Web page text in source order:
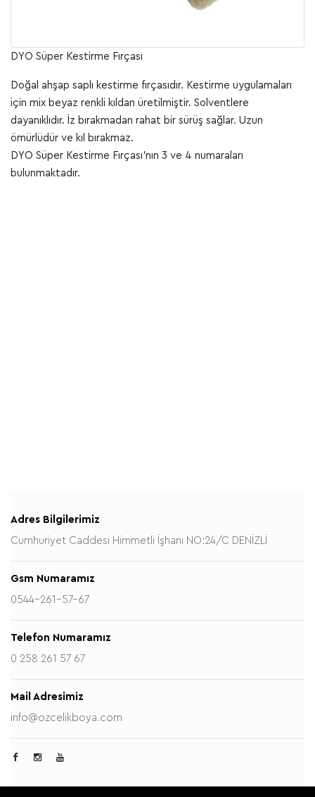
DYO Süper Kestirme Fırçası
Doğal ahşap saplı kestirme fırçasıdır. Kestirme uygulamaları
için mix beyaz renkli kıldan üretilmiştir. Solventlere
dayanıklıdır. İz bırakmadan rahat bir sürüş sağlar. Uzun
ömürlüdür ve kıl bırakmaz.
DYO Süper Kestirme Fırçası'nın 3 ve 4 numaraları
bulunmaktadır.
Adres Bilgilerimiz
Cumhuriyet Caddesi Himmetli İşhanı NO:24/C DENİZLİ
Gsm Numaramız
0544-261-57-67
Telefon Numaramız
0 258 261 57 67
Mail Adresimiz
info@ozcelikboya.com